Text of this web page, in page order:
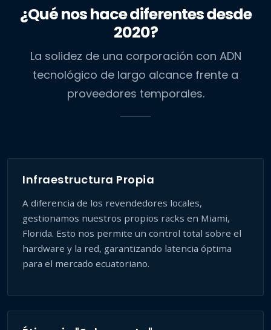
¿Qué nos hace diferentes desde
2020?
La solidez de una corporación con ADN
tecnológico de largo alcance frente a
proveedores temporales.
Infraestructura Propia
A diferencia de los revendedores locales,
gestionamos nuestros propios racks en Miami,
Florida. Esto nos permite un control total sobre el
hardware y la red, garantizando latencia óptima
para el mercado ecuatoriano.